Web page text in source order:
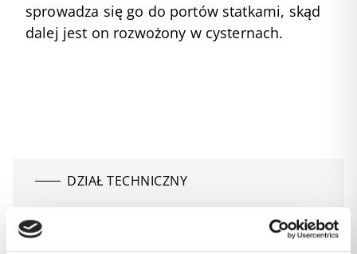
sprowadza się go do portów statkami, skąd
dalej jest on rozwożony w cysternach.
DZIAŁ TECHNICZNY